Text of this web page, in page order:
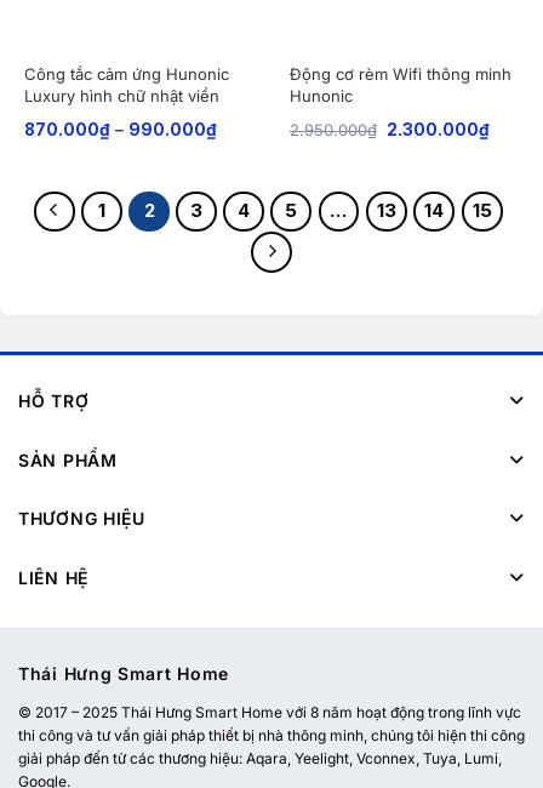
Công tắc cảm ứng Hunonic
Luxury hình chữ nhật viền
vàng
870.000₫– 990.000₫
Động cơ rèm Wifi thông minh
Hunonic
2.950.000₫ 2.300.000₫
1 2 3 4 5 … 13 14 15
HỖ TRỢ
SẢN PHẨM
THƯƠNG HIỆU
LIÊN HỆ
Thái Hưng Smart Home
© 2017 – 2025 Thái Hưng Smart Home với 8 năm hoạt động trong lĩnh vực
thi công và tư vấn giải pháp thiết bị nhà thông minh, chúng tôi hiện thi công
giải pháp đến từ các thương hiệu: Aqara, Yeelight, Vconnex, Tuya, Lumi,
Google.